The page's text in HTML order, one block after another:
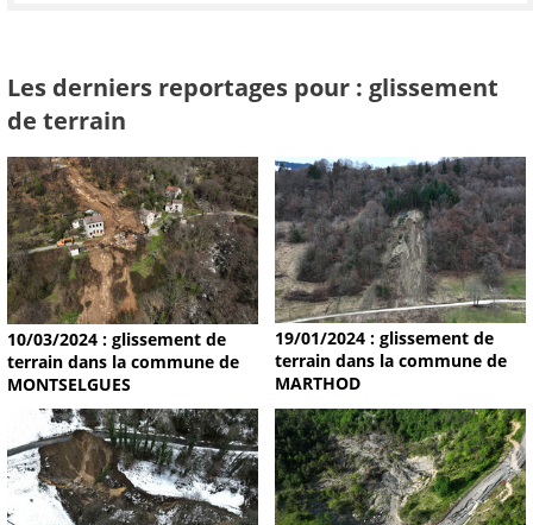
Les derniers reportages pour : glissement
de terrain
10/03/2024 : glissement de
terrain dans la commune de
MONTSELGUES
19/01/2024 : glissement de
terrain dans la commune de
MARTHOD